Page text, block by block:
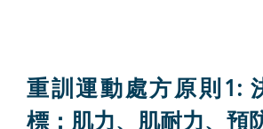
重訓運動處方原則1:
標：肌力、肌耐力、預